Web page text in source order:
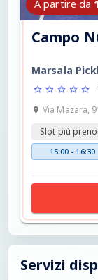
A partire da
Campo
Marsala
Via Mazara,
Slot più
15:00 - 16:30
Servizi